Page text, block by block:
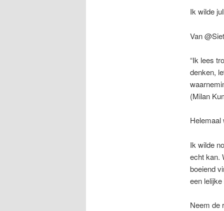
Ik wilde
Van
“Ik lees
denken,
(Milan
Helemaal
Ik wilde
echt kan.
boeiend
een
Neem de